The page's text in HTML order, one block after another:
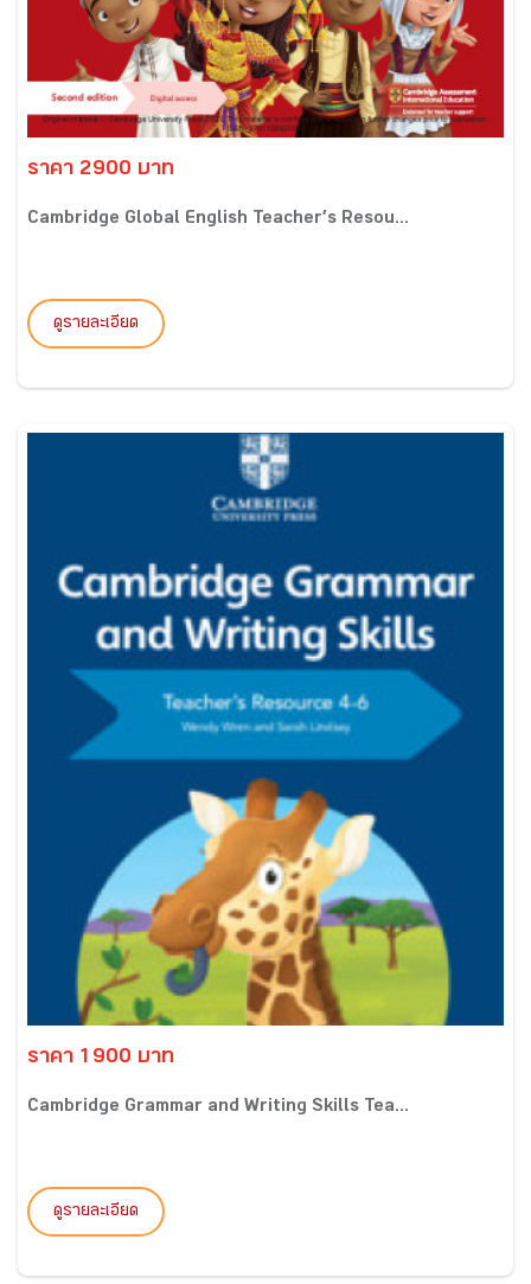
ราคา 2900 บาท
Cambridge Global English Teacher’s Resou...
ดูรายละเอียด
ราคา 1900 บาท
Cambridge Grammar and Writing Skills Tea...
ดูรายละเอียด